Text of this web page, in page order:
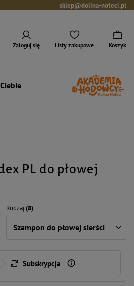
sklep@dolina-noteci.pl
Zaloguj się Listy zakupowe Koszyk
PL do płowej
Rodzaj(8)
Szampon do płowej sierści
Subskrypcja